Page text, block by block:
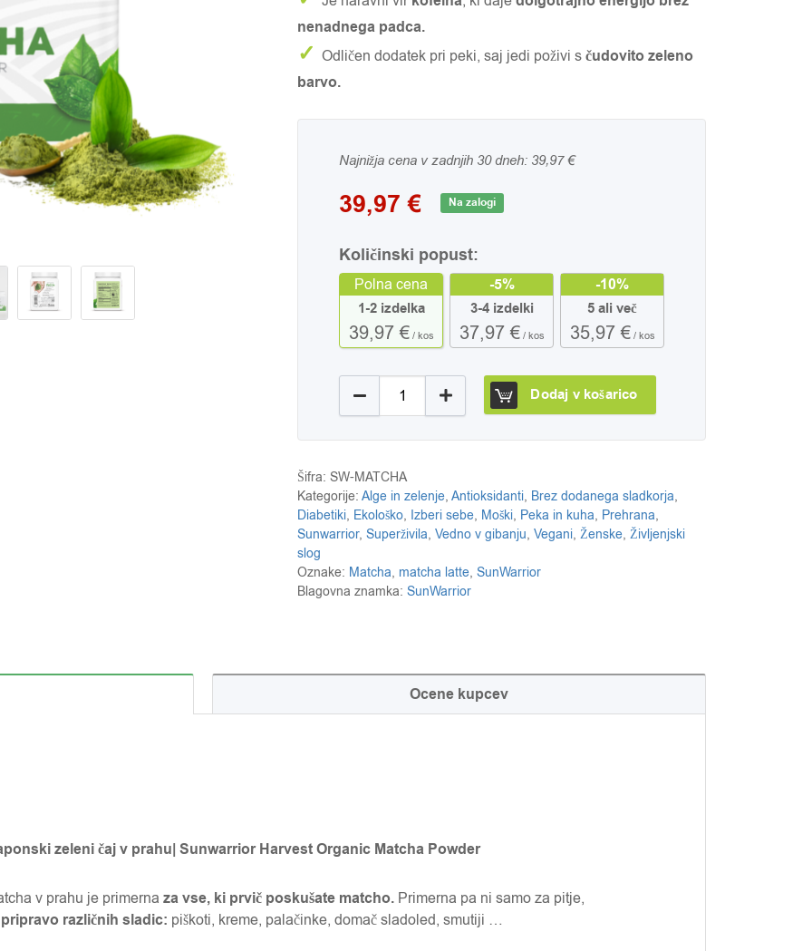
nenadnega padca.
✓Odličen dodatek pri peki, saj jedi poživi sčudovito zeleno
barvo.
Najnižja cena v zadnjih 30 dneh: 39,97€
39,97€ Na zalogi
Količinski popust:
Polna cena
1-2 izdelka
39,97 €/ kos
-5%
3-4 izdelki
37,97 €/ kos
-10%
5 ali več
35,97 €/ kos
Sunwarrior ekološka matcha – japonski zeleni čaj v prahu,
Dodaj v košarico
Šifra:SW-MATCHA
Kategorije:Alge in zelenje,Antioksidanti, Brez dodanega sladkorja,
Diabetiki, Ekološko, Izberi sebe, Moški, Peka in kuha, Prehrana,
Sunwarrior,Superživila,Vedno v gibanju,Vegani,Ženske,Življenjski
slog
Oznake: Matcha, matcha latte,SunWarrior
Blagovna znamka:SunWarrior
Ocene kupcev
zeleni čaj v prahu| Sunwarrior Harvest Organic Matcha Powder
v prahu je primerna za vse, ki prvič poskušate matcho. Primerna pa ni samo za pitje,
različnih sladic: piškoti, kreme, palačinke, domač sladoled, smutiji …